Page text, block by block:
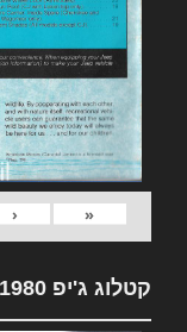
«
‹
קטלוג ג'יפ 1980